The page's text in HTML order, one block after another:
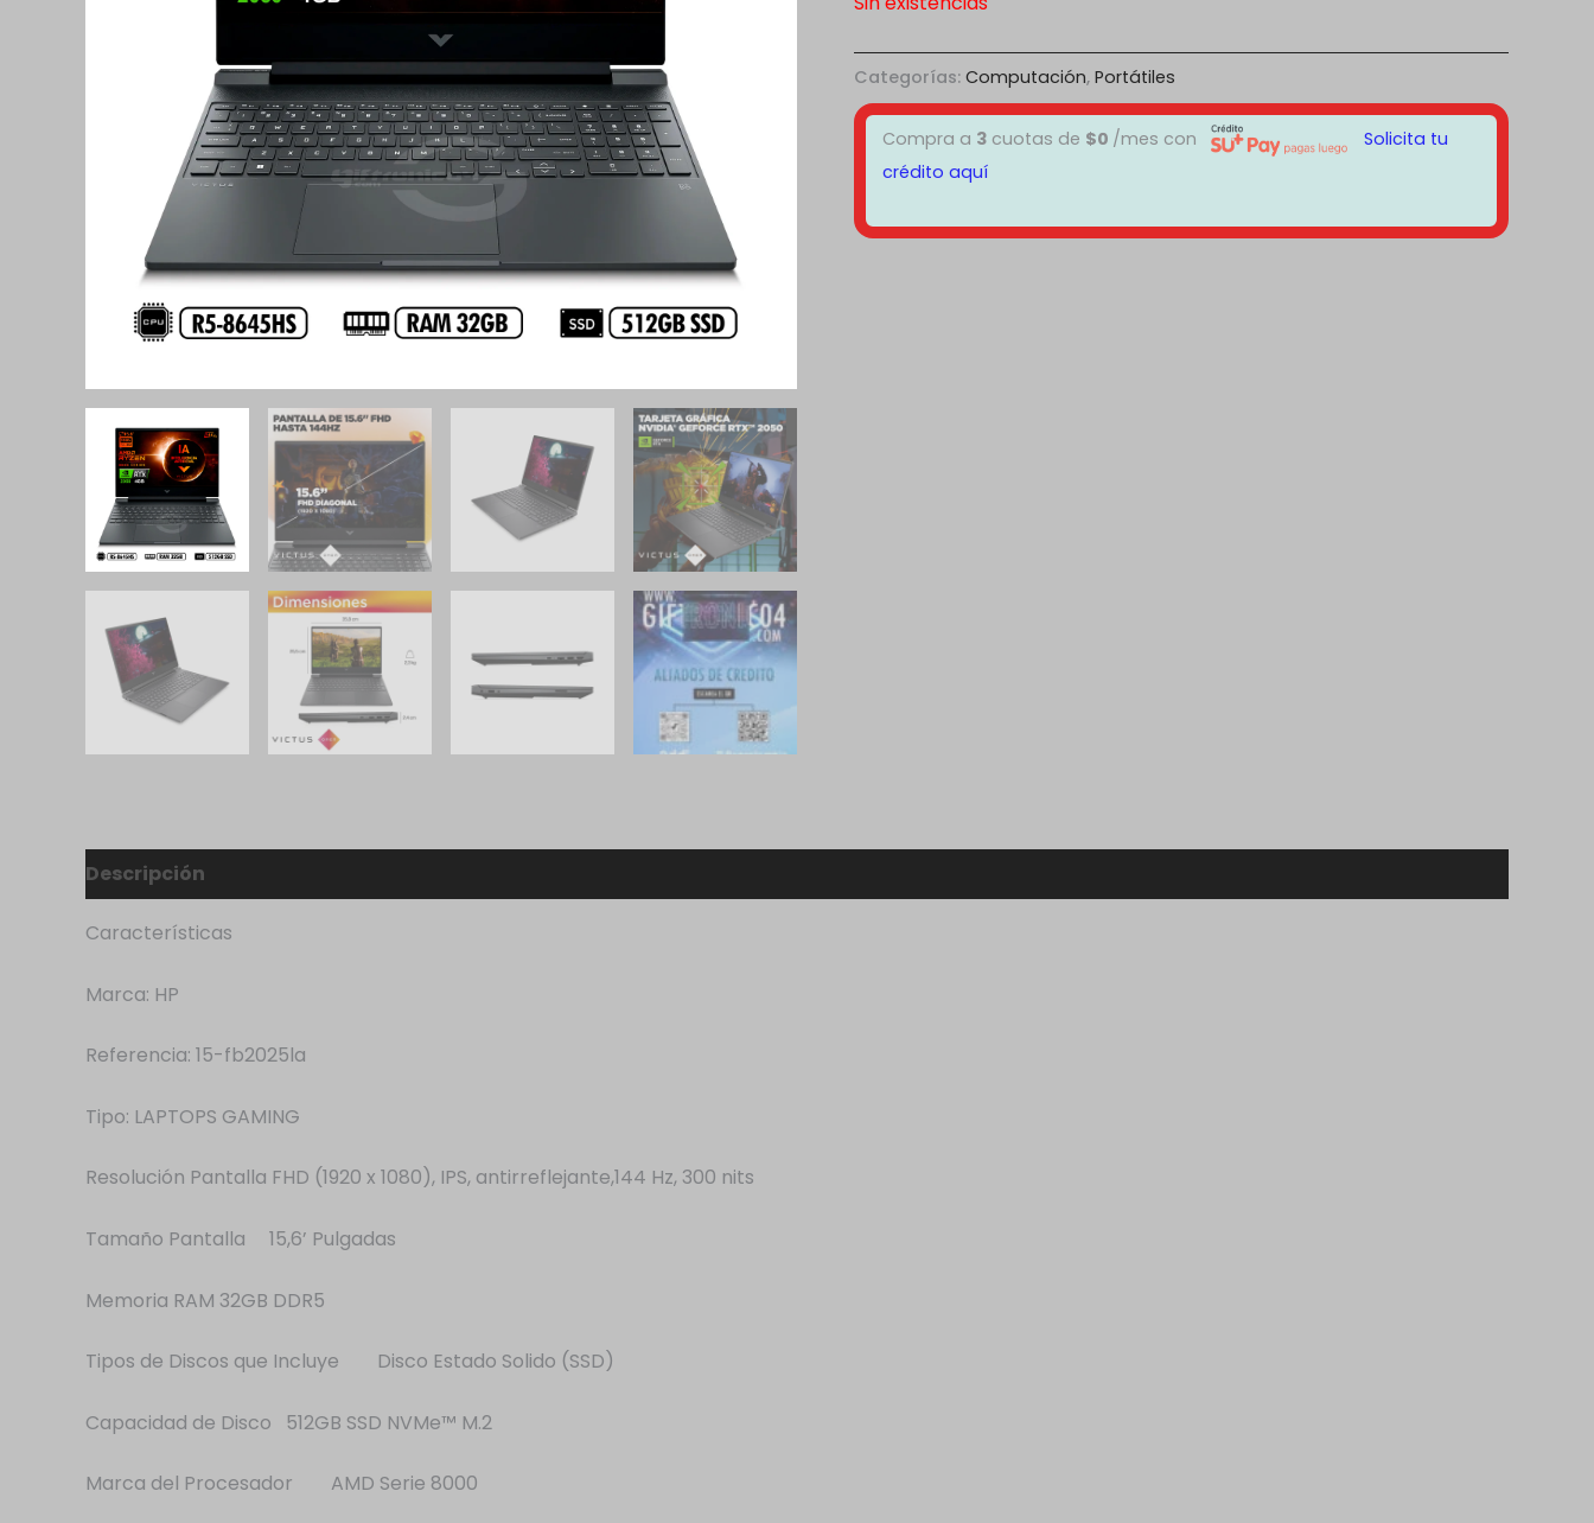
Categorías: Computación, Portátiles
Compra a 3 cuotas de $0 /mes con
Solicita tu
crédito aquí
Descripción
Características
Marca: HP
Referencia: 15-fb2025la
Tipo: LAPTOPS GAMING
Resolución Pantalla FHD (1920 x 1080), IPS, antirreflejante,144 Hz, 300 nits
Tamaño Pantalla 15,6’ Pulgadas
Memoria RAM 32GB DDR5
Tipos de Discos que Incluye Disco Estado Solido (SSD)
Capacidad de Disco 512GB SSD NVMe™ M.2
Marca del Procesador AMD Serie 8000